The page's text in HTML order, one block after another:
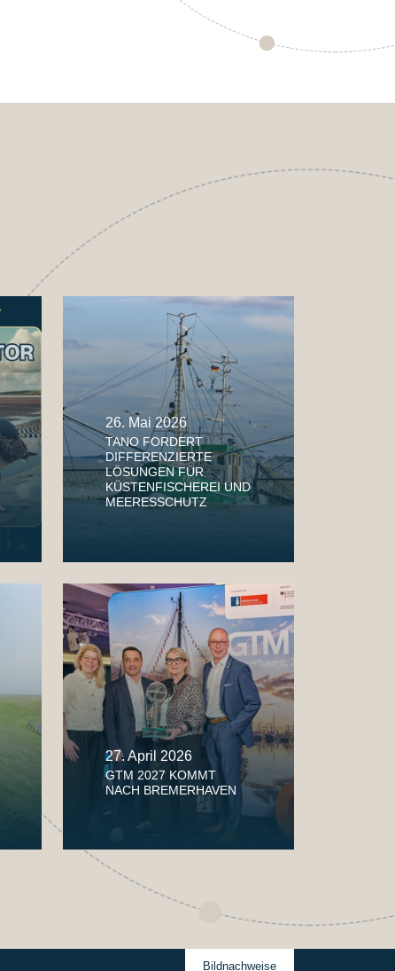
26. Mai 2026
TANO FORDERT
DIFFERENZIERTE
LÖSUNGEN FÜR
KÜSTENFISCHEREI UND
MEERESSCHUTZ
27. April 2026
GTM 2027 KOMMT
NACH BREMERHAVEN
Bildnachweise